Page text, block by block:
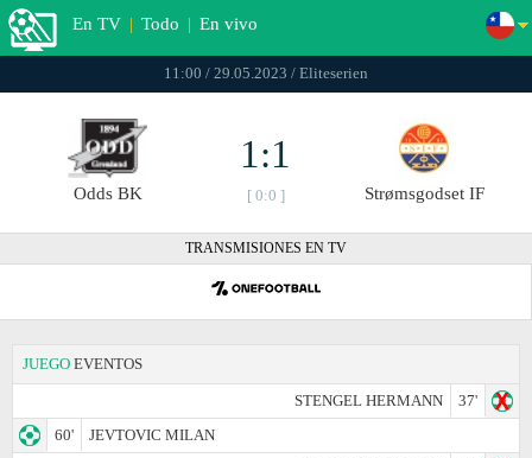
En TV | Todo | En vivo
11:00 / 29.05.2023 / Eliteserien
Odds BK
1:1
[ 0:0 ] Strømsgodset IF
TRANSMISIONES EN TV
JUEGO EVENTOS
STENGEL HERMANN
37'
60'
JEVTOVIC MILAN